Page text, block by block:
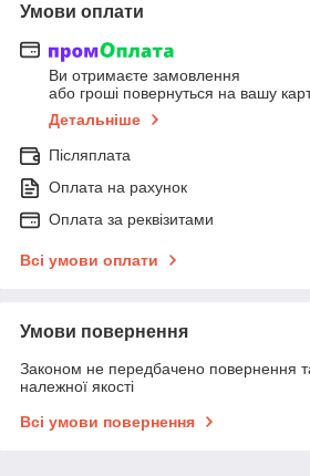
Умови оплати
Ви отримаєте замовлення
або гроші повернуться на вашу
Детальніше
Післяплата
Оплата на рахунок
Оплата за реквізитами
Всі умови оплати
Умови повернення
Законом не передбачено повернення
належної якості
Всі умови повернення